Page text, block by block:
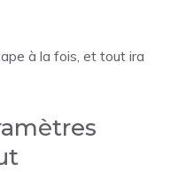
à la fois, et tout ira